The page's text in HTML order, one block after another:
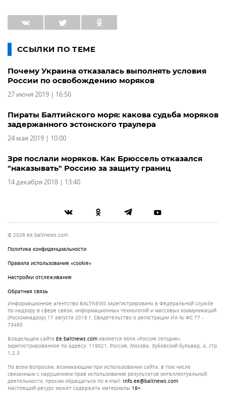
ССЫЛКИ ПО ТЕМЕ
Почему Украина отказалась выполнять условия
России по освобождению моряков
27 июня 2019 | 16:50
Пираты Балтийского моря: какова судьба моряков
задержанного эстонского траулера
24 мая 2019 | 10:00
Зря послали моряков. Как Брюссель отказался
"наказывать" Россию за защиту границ
14 декабря 2018 | 13:40
© 2026 ee.baltnews.com
Политика конфиденциальности
Правила использования «cookie»
Настройки отслеживания
Обратная связь
Информационное агентство BALTNEWS зарегистрировано в Федеральной службе
по надзору в сфере связи, информационных технологий и массовых коммуникаций
(Роскомнадзор) 17 августа 2018 г. Свидетельство о регистрации ИА № ФС 77 -
73480
Владельцем сайта
ee.baltnews.com является МИА «Россия сегодня»,
зарегистрированное по адресу: 119021, Россия, Москва, Зубовский бульвар, 4, стр.
1,2.3.
По всем вопросам, возникающим при использовании сайта, в том числе
связанным с нарушением прав использования результатов интеллектуальной
деятельности, просим обращаться по e-mail: info.ee@baltnews.com
Настоящий ресурс может содержать материалы 18+